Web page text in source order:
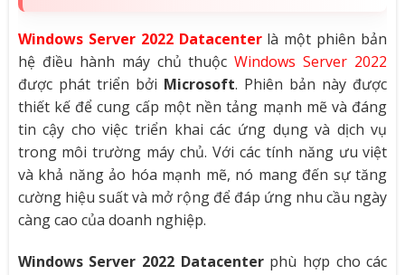
Windows Server 2022 Datacenterlà một phiên bản
hệ điều hành máy chủ thuộcWindows Server 2022
được phát triển bởi Microsoft. Phiên bản này được
thiết kế để cung cấp một nền tảng mạnh mẽ và đáng
tin cậy cho việc triển khai các ứng dụng và dịch vụ
trong môi trường máy chủ. Với các tính năng ưu việt
và khả năng ảo hóa mạnh mẽ, nó mang đến sự tăng
cường hiệu suất và mở rộng để đáp ứng nhu cầu ngày
càng cao của doanh nghiệp.
Windows Server 2022 Datacenterphù hợp cho các